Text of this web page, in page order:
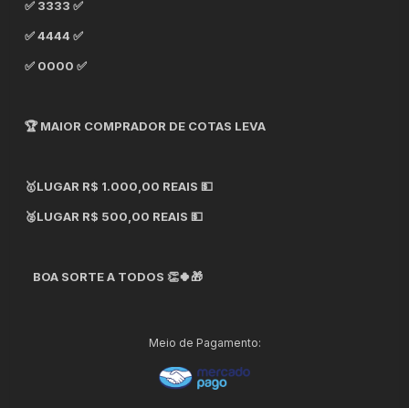
✅ 3333 ✅
✅ 4444 ✅
✅ 0000 ✅
🏆 MAIOR COMPRADOR DE COTAS LEVA
🥇LUGAR R$ 1.000,00 REAIS 💵
🥈LUGAR R$ 500,00 REAIS 💵
BOA SORTE A TODOS 👏🍀🎁
Meio de Pagamento: